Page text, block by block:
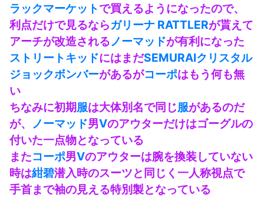
ラックマーケットで買えるようになったので、
利点だけで見るならガリーナ RATTLERが貰えて
アーチが改造されるノーマッドが有利になった
ストリートキッドにはまだSEMURAIクリスタル
ジョックボンバーがあるがコーポはもう何も無
い
ちなみに初期服は大体別名で同じ服があるのだ
が、 ノーマッド男Vのアウターだけはゴーグルの
付いた一点物となっている
またコーポ男Vのアウターは腕を換装していない
時は紺碧潜入時のスーツと同じく一人称視点で
手首まで袖の見える特別製となっている